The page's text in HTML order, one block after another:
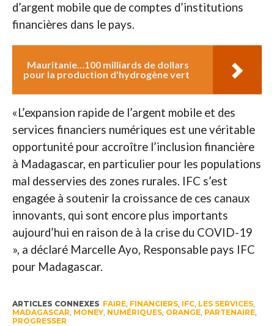
d’argent mobile que de comptes d’institutions
financières dans le pays.
Mauritanie…100 milliards de dollars
pour la production d'hydrogène vert
«L’expansion rapide de l’argent mobile et des
services financiers numériques est une véritable
opportunité pour accroître l’inclusion financière
à Madagascar, en particulier pour les populations
mal desservies des zones rurales. IFC s’est
engagée à soutenir la croissance de ces canaux
innovants, qui sont encore plus importants
aujourd’hui en raison de à la crise du COVID-19
», a déclaré Marcelle Ayo, Responsable pays IFC
pour Madagascar.
ARTICLES CONNEXES FAIRE, FINANCIERS, IFC, LES SERVICES,
MADAGASCAR MONEY, NUMÉRIQUES, ORANGE, PARTENAIRE,
PROGRESSER